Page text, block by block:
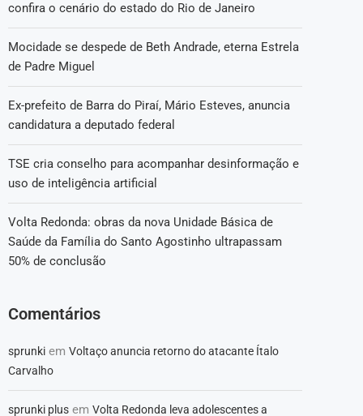
confira o cenário do estado do Rio de Janeiro
Mocidade se despede de Beth Andrade, eterna Estrela
de Padre Miguel
Ex-prefeito de Barra do Piraí, Mário Esteves, anuncia
candidatura a deputado federal
TSE cria conselho para acompanhar desinformação e
uso de inteligência artificial
Volta Redonda: obras da nova Unidade Básica de
Saúde da Família do Santo Agostinho ultrapassam
50% de conclusão
Comentários
sprunki em Voltaço anuncia retorno do atacante Ítalo
Carvalho
sprunki plus em Volta Redonda leva adolescentes a